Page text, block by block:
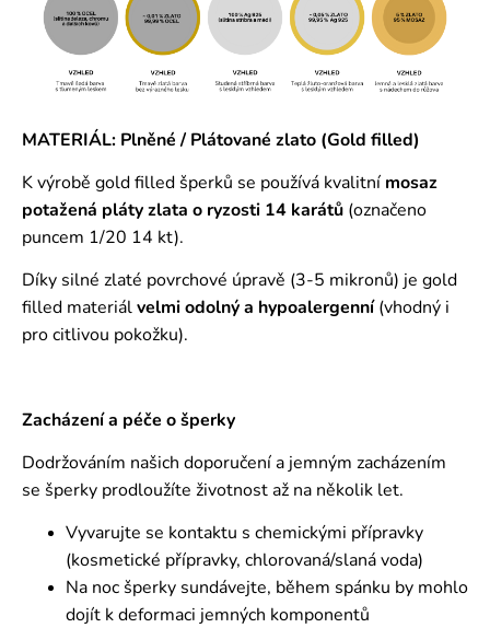
MATERIÁL: Plněné / Plátované zlato (Gold filled)
K výrobě gold filled šperků se používá kvalitní mosaz
potažená pláty zlata o ryzosti 14 karátů (označeno
puncem 1/20 14 kt).
Díky silné zlaté povrchové úpravě (3-5 mikronů) je gold
filled materiálvelmi odolný a hypoalergenní(vhodný i
pro citlivou pokožku).
Zacházení a péče o šperky
Dodržováním našich doporučení a jemným zacházením
se šperky prodloužíte životnost až na několik let.
Vyvarujte se kontaktu s chemickými přípravky
(kosmetické přípravky, chlorovaná/slaná voda)
Na noc šperky sundávejte, během spánku by mohlo
dojít k deformaci jemných komponentů